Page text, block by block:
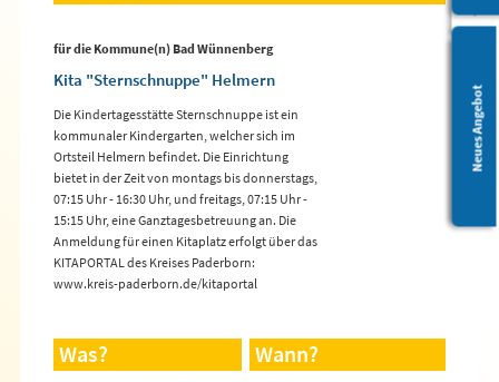
Leichte Sprache
Neues Angebot
für die Kommune(n) Bad Wünnenberg
Kita "Sternschnuppe" Helmern
Die Kindertagesstätte Sternschnuppe ist ein
kommunaler Kindergarten, welcher sich im
Ortsteil Helmern befindet. Die Einrichtung
bietet in der Zeit von montags bis donnerstags,
07:15 Uhr - 16:30 Uhr, und freitags, 07:15 Uhr -
15:15 Uhr, eine Ganztagesbetreuung an. Die
Anmeldung für einen Kitaplatz erfolgt über das
KITAPORTAL des Kreises Paderborn:
www.kreis-paderborn.de/kitaportal
Was? Wann?